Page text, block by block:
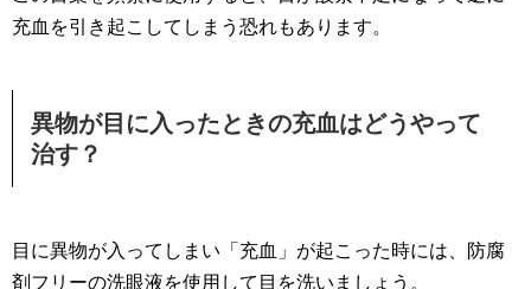
充血を引き起こしてしまう恐れもあります。
異物が目に入ったときの充血はどうやって
治す？
目に異物が入ってしまい「充血」が起こった時には、防腐
剤フリーの洗眼液を使用して目を洗いましょう。